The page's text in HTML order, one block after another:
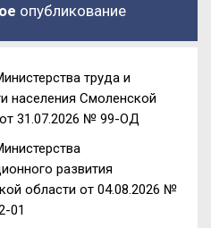
опубликование
труда и
населения Смоленской
31.07.2026 № 99-ОД
развития
области от 04.08.2026 №
01